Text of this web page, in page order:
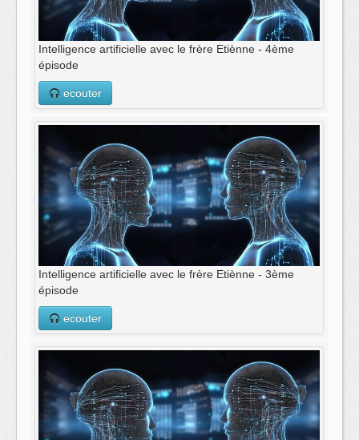
Intelligence artificielle avec le frère Etiènne - 4ème
épisode
ecouter
Intelligence artificielle avec le frère Etiènne - 3ème
épisode
ecouter